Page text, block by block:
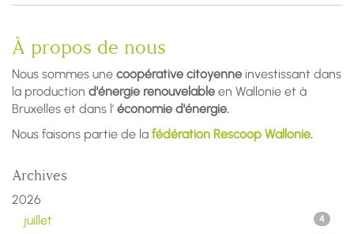
À propos de nous
Nous sommes une coopérative citoyenne investissant dans
la production d'énergie renouvelable en Wallonie et à
Bruxelles et dans l' économie d'énergie.
Nous faisons partie de la fédération Rescoop Wallonie.
Archives
2026
juillet
4